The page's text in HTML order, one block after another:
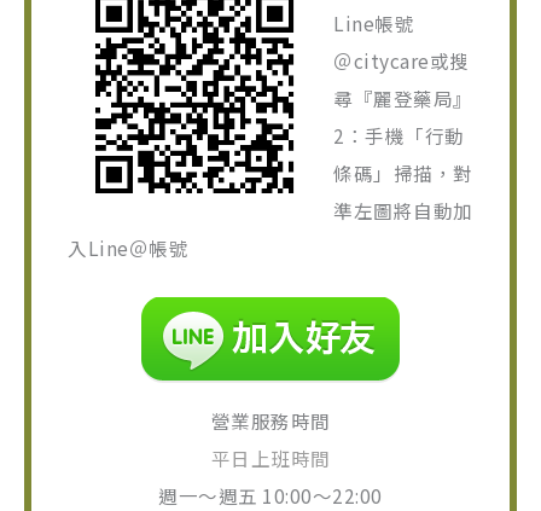
Line帳號
＠citycare或搜
尋『麗登藥局』
2：手機「行動
條碼」掃描，對
準左圖將自動加
入Line＠帳號
營業服務時間
平日上班時間
週一～週五 10:00～22:00